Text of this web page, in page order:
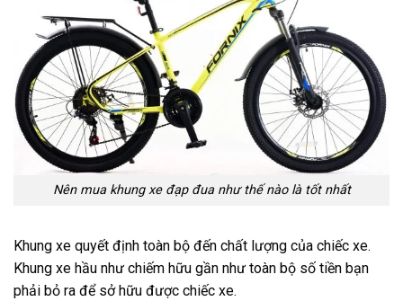
Nên mua khung xe đạp đua như thế nào là tốt nhất
Khung xe quyết định toàn bộ đến chất lượng của chiếc xe.
Khung xe hầu như chiếm hữu gần như toàn bộ số tiền bạn
phải bỏ ra để sở hữu được chiếc xe.